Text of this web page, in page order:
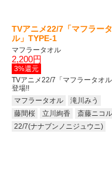
TVアニメ22/7「マフラー
ル」TYPE-1
マフラータオル
2,200円
3%還元
TVアニメ22/7「マフラータオル
登場!!
マフラータオル
滝川みう
藤間桜
立川絢香
斎藤ニコル
22/7(ナナブンノニジュウニ)